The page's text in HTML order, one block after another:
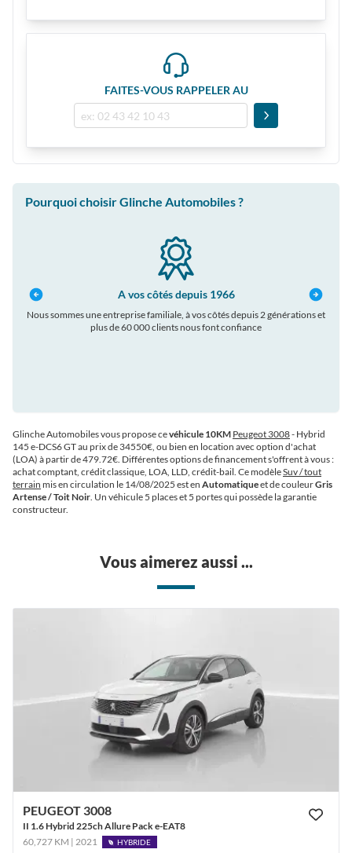
FAITES-VOUS RAPPELER AU
Pourquoi choisir Glinche Automobiles ?
A vos côtés depuis 1966
Nous sommes une entreprise familiale, à vos côtés depuis 2 générations et
plus de 60 000 clients nous font confiance
Glinche Automobiles vous propose cevéhicule 10KM Peugeot 3008- Hybrid
145 e-DCS6 GT au prix de 34550€, ou bien en location avec option d'achat
(LOA) à partir de 479.72€. Différentes options de financement s'offrent à vous :
achat comptant, crédit classique, LOA, LLD, crédit-bail. Ce modèleSuv / tout
terrain mis en circulation le 14/08/2025 est en Automatiqueet de couleurGris
Artense / Toit Noir. Un véhicule 5 places et 5 portes qui possède la garantie
constructeur.
Vous aimerez aussi ...
PEUGEOT 3008
II 1.6 Hybrid 225ch Allure Pack e-EAT8
60,727 KM | 2021
HYBRIDE